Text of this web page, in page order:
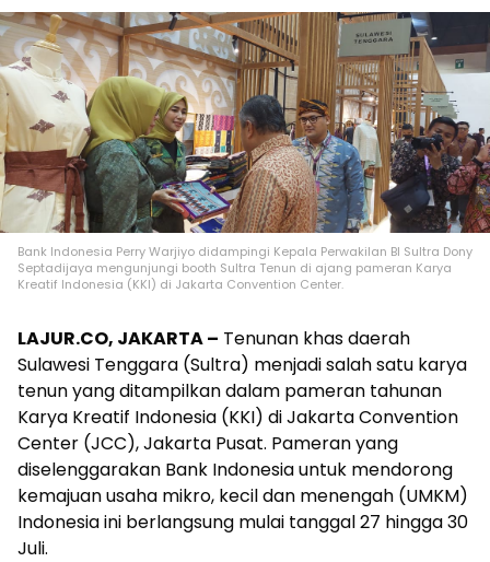
Bank Indonesia Perry Warjiyo didampingi Kepala Perwakilan BI Sultra Dony
Septadijaya mengunjungi booth Sultra Tenun di ajang pameran Karya
Kreatif Indonesia (KKI) di Jakarta Convention Center.
LAJUR.CO, JAKARTA – Tenunan khas daerah
Sulawesi Tenggara (Sultra) menjadi salah satu karya
tenun yang ditampilkan dalam pameran tahunan
Karya Kreatif Indonesia (KKI) di Jakarta Convention
Center (JCC), Jakarta Pusat. Pameran yang
diselenggarakan Bank Indonesia untuk mendorong
kemajuan usaha mikro, kecil dan menengah (UMKM)
Indonesia ini berlangsung mulai tanggal 27 hingga 30
Juli.